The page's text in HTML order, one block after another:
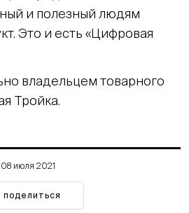
и полезный людям
Это и есть «Цифровая
владельцем товарного
Тройка.
08 июля 2021
поделиться